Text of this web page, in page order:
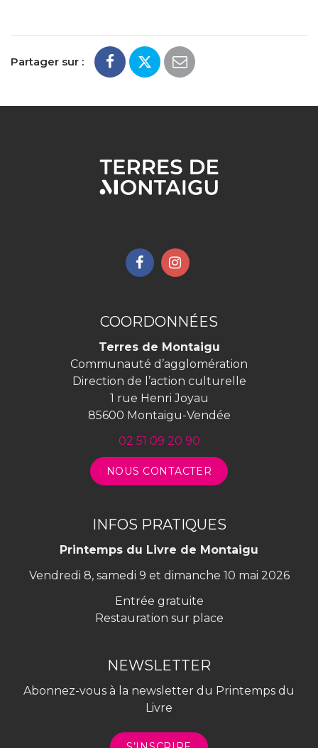
Partager sur :
Lien
compte
Facebook
Lien
compte
Instagram
COORDONNÉES
Terres de Montaigu
Communauté d’agglomération
Direction de l’action culturelle
1 rue Henri Joyau
85600 Montaigu-Vendée
02 51 09 20 90
NOUS CONTACTER
INFOS PRATIQUES
Printemps du Livre de Montaigu
Vendredi 8, samedi 9 et dimanche 10 mai 2026
Entrée gratuite
Restauration sur place
NEWSLETTER
Abonnez-vous à la newsletter du Printemps du
Livre